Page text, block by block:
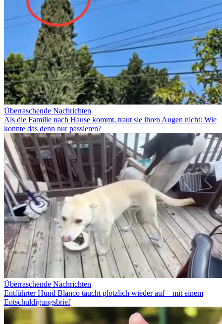
Überraschende Nachrichten
Als die Familie nach Hause kommt, traut sie ihren Augen nicht: Wie
konnte das denn nur passieren?
Überraschende Nachrichten
Entführter Hund Blanco taucht plötzlich wieder auf – mit einem
Entschuldigungsbrief